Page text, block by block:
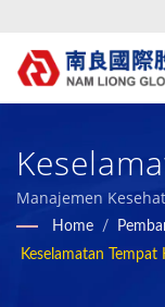
Bahan
Manajemen
GlobalHome /
Keselamatan Tempat